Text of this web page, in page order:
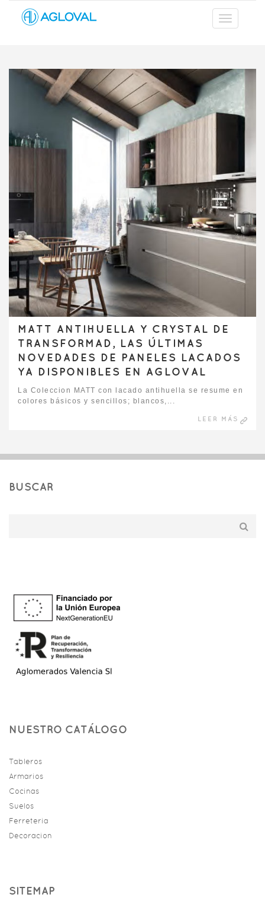
MATT ANTIHUELLA Y CRYSTAL DE
TRANSFORMAD, LAS ÚLTIMAS
NOVEDADES DE PANELES LACADOS
YA DISPONIBLES EN AGLOVAL
La Coleccion MATT con lacado antihuella se resume en
colores básicos y sencillos; blancos,...
LEER MÁS
BUSCAR
NUESTRO CATÁLOGO
Tableros
Armarios
Cocinas
Suelos
Ferreteria
Decoracion
SITEMAP